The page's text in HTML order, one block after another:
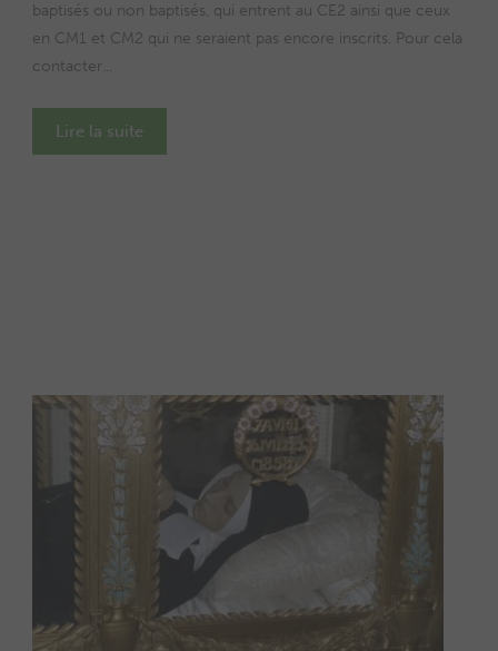
baptisés ou non baptisés, qui entrent au CE2 ainsi que ceux
en CM1 et CM2 qui ne seraient pas encore inscrits. Pour cela
contacter...
Lire la suite